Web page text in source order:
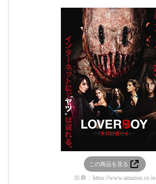
この商品を見る
出典： https://www.amazon.co.jp